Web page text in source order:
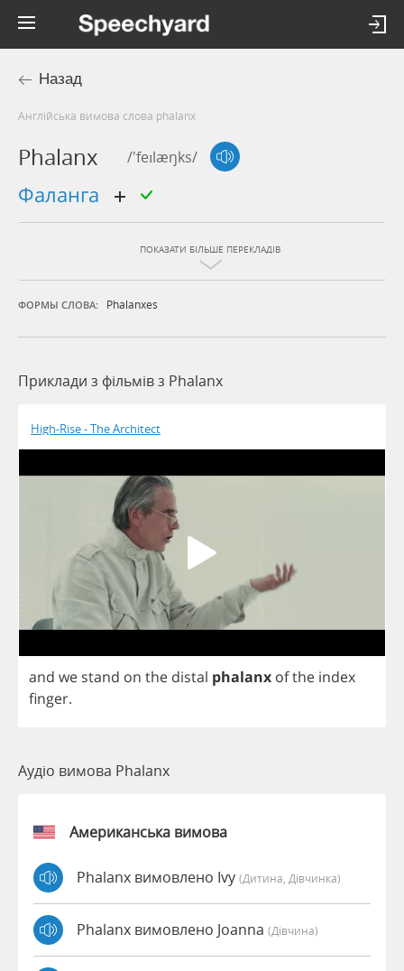
Назад
Англійська вимова слова phalanx
Phalanx /'feɪlæŋks/
фаланга
ПОКАЗАТИ БІЛЬШЕ ПЕРЕКЛАДІВ
ФОРМЫ СЛОВА: Phalanxes
Приклади з фільмів з Phalanx
High-Rise - The Architect
and we stand on the distal phalanx ofthe index
finger.
Аудіо вимова Phalanx
Американська вимова
Phalanx вимовлено Ivy (дитина, Дівчинка)
Phalanx вимовлено Joanna (дівчина)